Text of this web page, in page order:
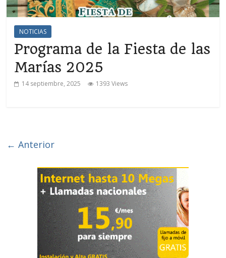
NOTICIAS
Programa de la Fiesta de las
Marías 2025
14 septiembre, 2025 1393 Views
← Anterior